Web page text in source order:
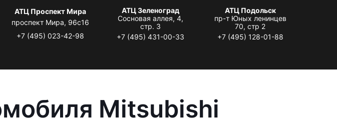
АТЦ Проспект Мира
проспект Мира, 96с16
+7 (495) 023-42-98
АТЦ Зеленоград
Сосновая аллея, 4,
стр. 3
+7 (495) 431-00-33
АТЦ Подольск
пр-т Юных ленинцев
70, стр 2
+7 (495) 128-01-88
Mitsubishi